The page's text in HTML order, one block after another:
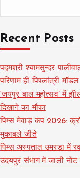
Recent Posts
पद्मश्री श्यामसुन्दर
परिणाम ही पिपलांत्री
‘जयपुर बाल महोत्सव’ में
दिखाने का मौका
पिम्स मेवाड़ कप 2026:
मुकाबले जीते
पिम्स अस्पताल उमरडा में
उदयपुर संभाग में जाली नोट